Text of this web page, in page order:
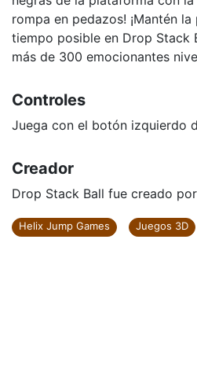
rompa en pedazos! ¡Mantén
tiempo posible en Drop Stack
más de 300 emocionantes
Controles
Juega con el botón izquierdo
Creador
Drop Stack Ball fue creado
Helix Jump Games Juegos 3D